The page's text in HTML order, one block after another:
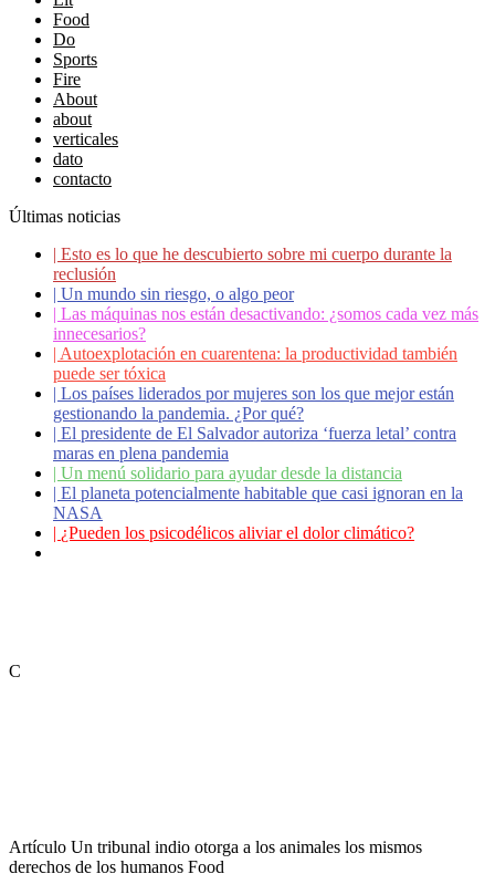
Food
Do
Sports
Fire
About
about
verticales
dato
contacto
Últimas noticias
| Esto es lo que he descubierto sobre mi cuerpo durante la
reclusión
| Un mundo sin riesgo, o algo peor
| Las máquinas nos están desactivando: ¿somos cada vez más
innecesarios?
| Autoexplotación en cuarentena: la productividad también
puede ser tóxica
| Los países liderados por mujeres son los que mejor están
gestionando la pandemia. ¿Por qué?
| El presidente de El Salvador autoriza ‘fuerza letal’ contra
maras en plena pandemia
| Un menú solidario para ayudar desde la distancia
| El planeta potencialmente habitable que casi ignoran en la
NASA
| ¿Pueden los psicodélicos aliviar el dolor climático?
C
Artículo Un tribunal indio otorga a los animales los mismos
derechos de los humanos Food